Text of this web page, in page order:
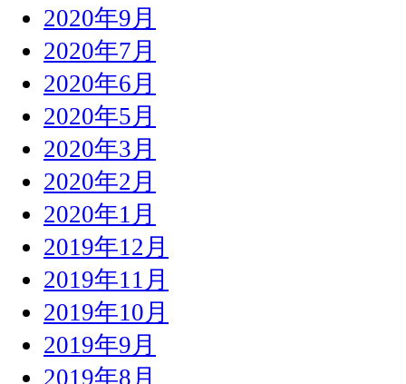
2020年9月
2020年7月
2020年6月
2020年5月
2020年3月
2020年2月
2020年1月
2019年12月
2019年11月
2019年10月
2019年9月
2019年8月